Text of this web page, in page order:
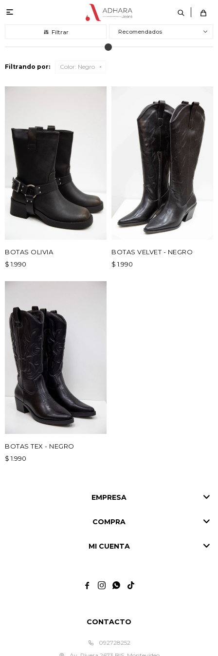

Recomendados
Filtrando por: Color: Negro
BOTAS OLIVIA
$ 1.990
BOTAS VELVET - NEGRO
$ 1.990
BOTAS TEX - NEGRO
$ 1.990
CONTACTO
092728252
EMPRESA
COMPRA
MI CUENTA
   